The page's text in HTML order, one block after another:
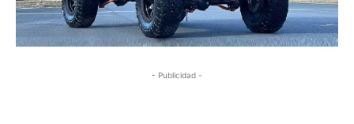
- Publicidad -